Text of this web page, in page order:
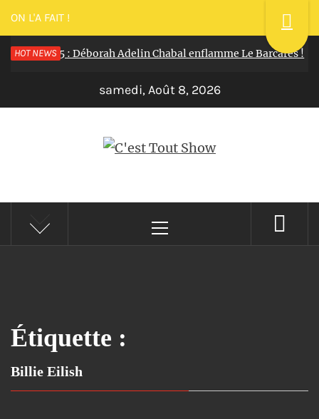
ON L'A FAIT !
HOT NEWS
2025 : Déborah Adelin Chabal enflamme Le Barcarès !
samedi, Août 8, 2026
C'EST TOUT SHOW
Reportages Spectacles Concerts Théâtre Danse
Étiquette :
Billie Eilish